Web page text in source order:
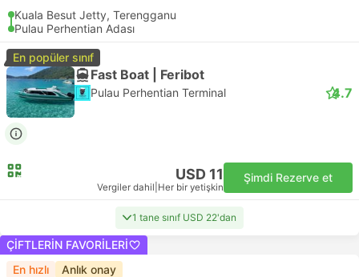
Kuala Besut Jetty, Terengganu
Pulau Perhentian Adası
En popüler sınıf
Fast Boat | Feribot
Pulau Perhentian Terminal 4.7
USD 11
Vergiler dahil Her bir yetişkin
Şimdi Rezerve et
1 tane sınıf USD 22'dan
ÇIFTLERIN FAVORILERI
En hızlı
Anlık onay